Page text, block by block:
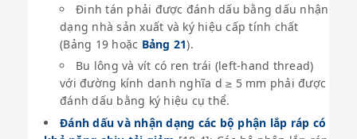
Đinh tán phải được đánh dấu bằng dấu nhận
dạng nhà sản xuất và ký hiệu cấp tính chất
(Bảng 19 hoặc Bảng 21).
Bu lông và vít có ren trái (left-hand thread)
với đường kính danh nghĩa d ≥ 5 mm phải được
đánh dấu bằng ký hiệu cụ thể.
Đánh dấu và nhận dạng các bộ phận lắp ráp có